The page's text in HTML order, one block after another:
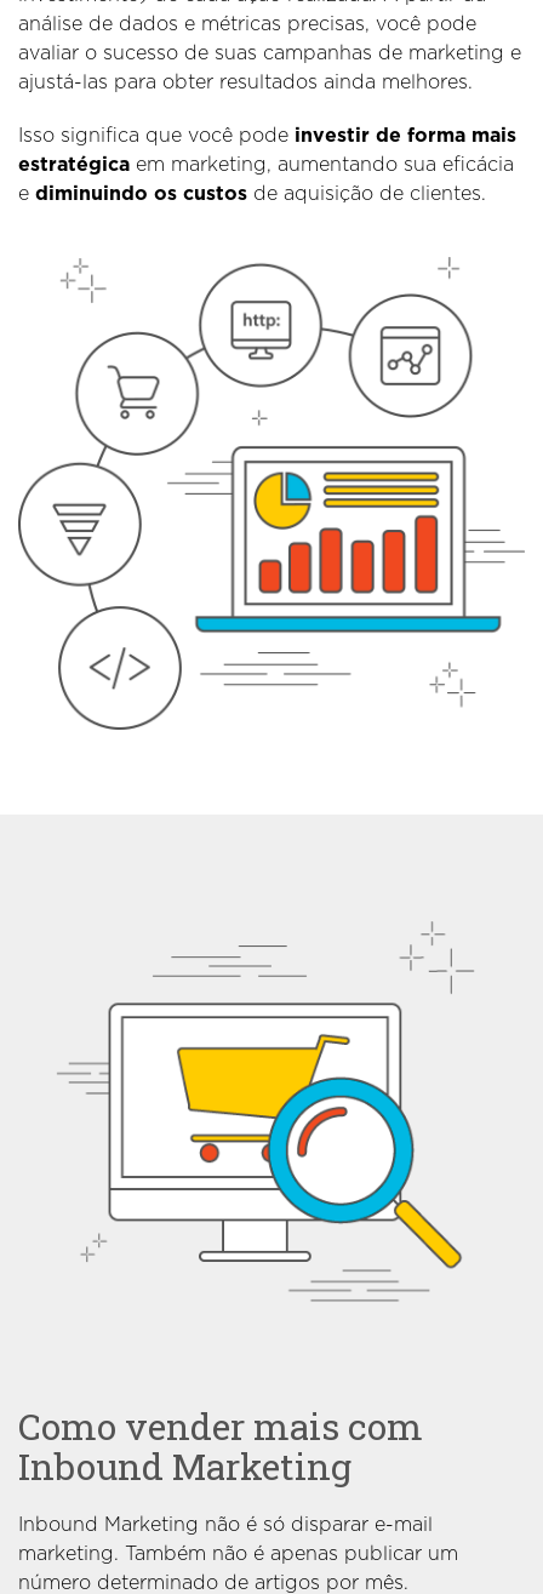
análise de dados e métricas precisas, você pode
avaliar o sucesso de suas campanhas de marketing e
ajustá-las para obter resultados ainda melhores.
Isso significa que você pode investir de forma mais
estratégica em marketing, aumentando sua eficácia
e diminuindo os custos de aquisição de clientes.
Como vender mais com
Inbound Marketing
Inbound Marketing não é só disparar e-mail
marketing. Também não é apenas publicar um
número determinado de artigos por mês.